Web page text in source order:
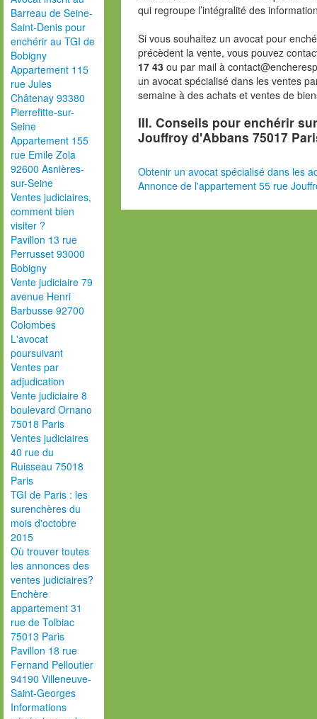
Barreau de Seine-
Saint-Denis pour
enchérir au TGI de
Bobigny
Appartement 115
rue Jules
Châtenay 93380
Pierrefitte-sur-
Seine
Appartement 155
rue Emile Zola
92600 Asnières-
sur-Seine
Ventes judiciaires,
comment bien
visiter ?
Pavillon 13 rue
Perrusset 93000
Bobigny
Vente judiciaire 79
avenue Henri
Barbusse 92700
Colombes
L'avocat
poursuivant
Ventes par
adjudication
Vente judiciaire 8
boulevard Ornano
75018 Paris
Ventes judiciaires
40 rue du
Ruisseau 75018
Paris
TGI de Paris : les
surenchères du
mois d'octobre
2015
Où trouver toutes
les annonces des
ventes judiciaires?
Enchère
appartement 31
rue de Tolbiac
75013 Paris
Pavillon 18 rue
Fernand Pelloutier
94190 Villeneuve-
Saint-Georges
Informations
qui regroupe l’intégralité des
Si vous souhaitez un avocat pour
précèdent la vente, vous pouvez
17 43 ou par mail à
un avocat spécialisé dans les ventes
semaine à des achats et ventes de
III. Conseils pour enchérir
Jouffroy d'Abbans 75017
Obtenir un avocat spécialisé dans les
Annonce de l'appartement 55 rue